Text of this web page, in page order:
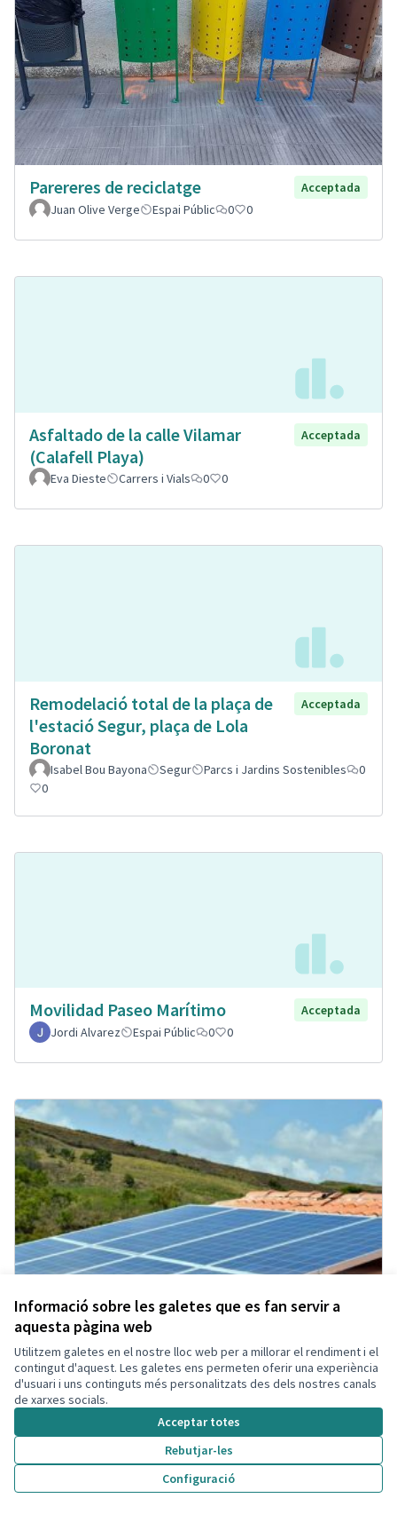
Informació sobre les galetes que es fan servir a
aquesta pàgina web
Utilitzem galetes en el nostre lloc web per a millorar el rendiment i el
contingut d'aquest. Les galetes ens permeten oferir una experiència
d'usuari i uns continguts més personalitzats des dels nostres canals
de xarxes socials.
Acceptar totes
Rebutjar-les
Configuració
Parereres de reciclatge
Acceptada
Juan Olive Verge
Espai Públic 0 0
Asfaltado de la calle Vilamar
(Calafell Playa)
Acceptada
Eva Dieste Carrers i Vials 0 0
Remodelació total de la plaça de
l'estació Segur, plaça de Lola
Boronat
Acceptada
Isabel Bou Bayona Segur Parcs i Jardins Sostenibles
0
0
Movilidad Paseo Marítimo
Acceptada
Jordi Alvarez
Espai Públic 0 0
Energies Renovables
Acceptada